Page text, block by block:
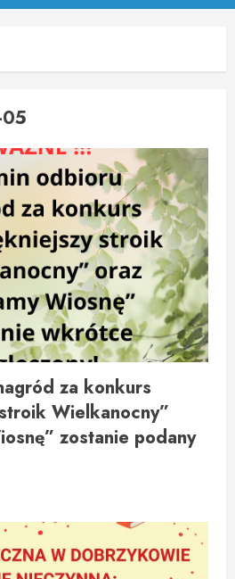
za konkurs
Wielkanocny”
zostanie podany